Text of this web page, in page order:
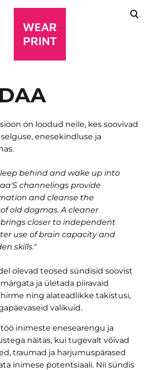
on loodud neile, kes soovivad
enesekindluse ja
behind and wake up into
channelings provide
and cleanse the
old dogmas. A cleaner
closer to independent
use of brain capacity and
skills."
olevad teosed sündisid soovist
ja ületada piiravaid
ning alateadlikke takistusi,
valikuid.
inimeste enesearengu ja
näitas, kui tugevalt võivad
traumad ja harjumuspärased
inimese potentsiaali. Nii sündis